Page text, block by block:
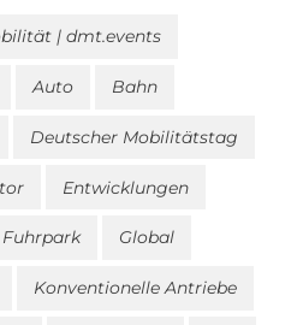
| dmt.events
Auto Bahn
Deutscher Mobilitätstag
Entwicklungen
Fuhrpark Global
Konventionelle Antriebe